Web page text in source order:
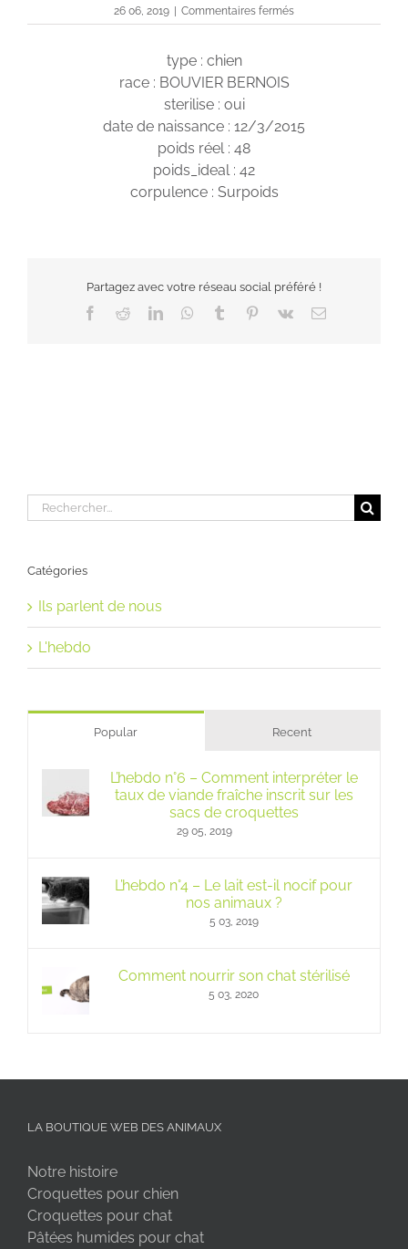
26 06, 2019 Commentaires ferméssur
Louna
type : chien
race : BOUVIER BERNOIS
sterilise : oui
date de naissance : 12/3/2015
poids réel : 48
poids_ideal : 42
corpulence : Surpoids
Partagez avec votre réseau social préféré !
Facebook
RedditLinkedInWhatsApp
Tumblr Pinterest
Vk Email
Rechercher:
Catégories
Ils parlent de nous
L'hebdo
Popular Recent
L’hebdo n°6 – Comment interpréter le
taux de viande fraîche inscrit sur les
sacs de croquettes
29 05, 2019
L’hebdo n°4 – Le lait est-il nocif pour
nos animaux ?
5 03, 2019
Comment nourrir son chat stérilisé
5 03, 2020
LA BOUTIQUE WEB DES ANIMAUX
Notre histoire
Croquettes pour chien
Croquettes pour chat
Pâtées humides pour chat